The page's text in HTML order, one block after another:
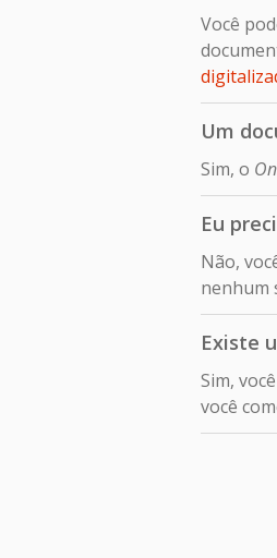
Você
Um
Sim, o
Eu
Não,
nenhum
Existe
Sim,
você